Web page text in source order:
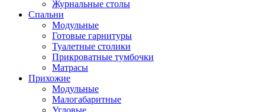
Журнальные столы
Спальни
Модульные
Готовые гарнитуры
Туалетные столики
Прикроватные тумбочки
Матрасы
Прихожие
Модульные
Малогабаритные
Угловые